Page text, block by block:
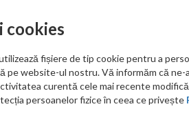
543.00
Ati
cookies
fișiere de tip cookie pentru a
pe website-ul nostru. Vă informăm că
curentă cele mai recente
persoanelor fizice în ceea ce privește